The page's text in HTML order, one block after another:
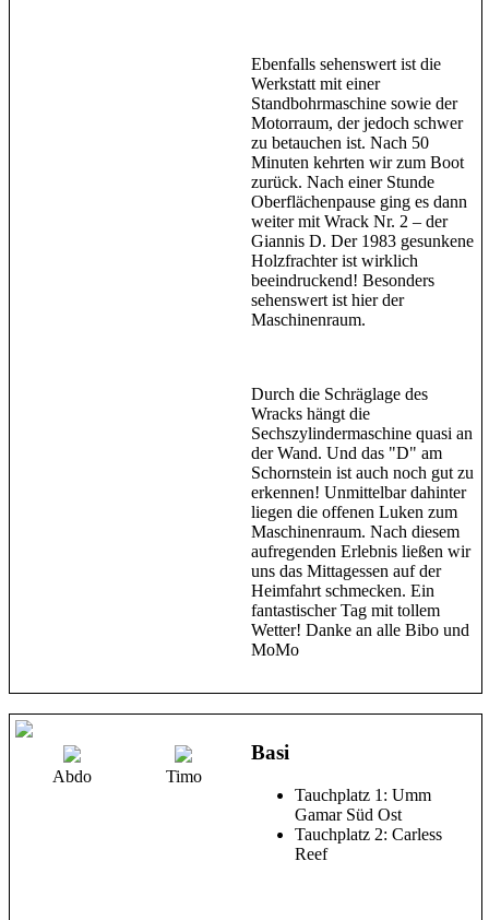
Ebenfalls sehenswert ist die
Werkstatt mit einer
Standbohrmaschine sowie der
Motorraum, der jedoch schwer
zu betauchen ist. Nach 50
Minuten kehrten wir zum Boot
zurück. Nach einer Stunde
Oberflächenpause ging es dann
weiter mit Wrack Nr. 2 – der
Giannis D. Der 1983 gesunkene
Holzfrachter ist wirklich
beeindruckend! Besonders
sehenswert ist hier der
Maschinenraum.
Durch die Schräglage des
Wracks hängt die
Sechszylindermaschine quasi an
der Wand. Und das "D" am
Schornstein ist auch noch gut zu
erkennen! Unmittelbar dahinter
liegen die offenen Luken zum
Maschinenraum. Nach diesem
aufregenden Erlebnis ließen wir
uns das Mittagessen auf der
Heimfahrt schmecken. Ein
fantastischer Tag mit tollem
Wetter! Danke an alle Bibo und
MoMo
Abdo Timo
Basi
Tauchplatz 1: Umm
Gamar Süd Ost
Tauchplatz 2: Carless
Reef